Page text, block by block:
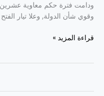
ودامت فترة حكم معاوية عشرين
وقوي شأن الدولة, وعلا تيار
قراءة المزيد »